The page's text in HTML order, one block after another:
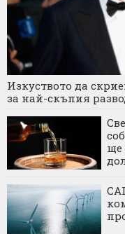
Изкуството да
за най-скъпия
ще